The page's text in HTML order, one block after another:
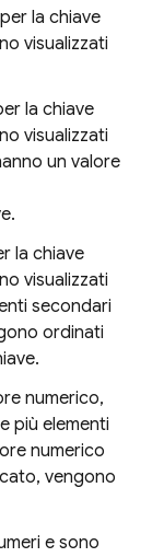
per la chiave
visualizzati
la chiave
visualizzati
un valore
la chiave
visualizzati
secondari
ordinati
numerico,
più elementi
numerico
vengono
e sono